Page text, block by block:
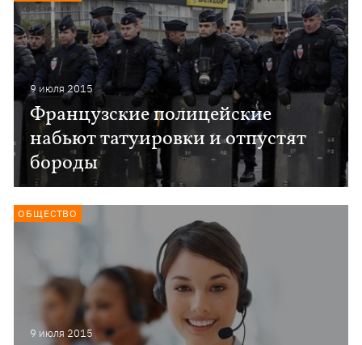
9 июля 2015
Французские полицейские
набьют татуировки и отпустят
бороды
9 июля 2015
ОБЩЕСТВО